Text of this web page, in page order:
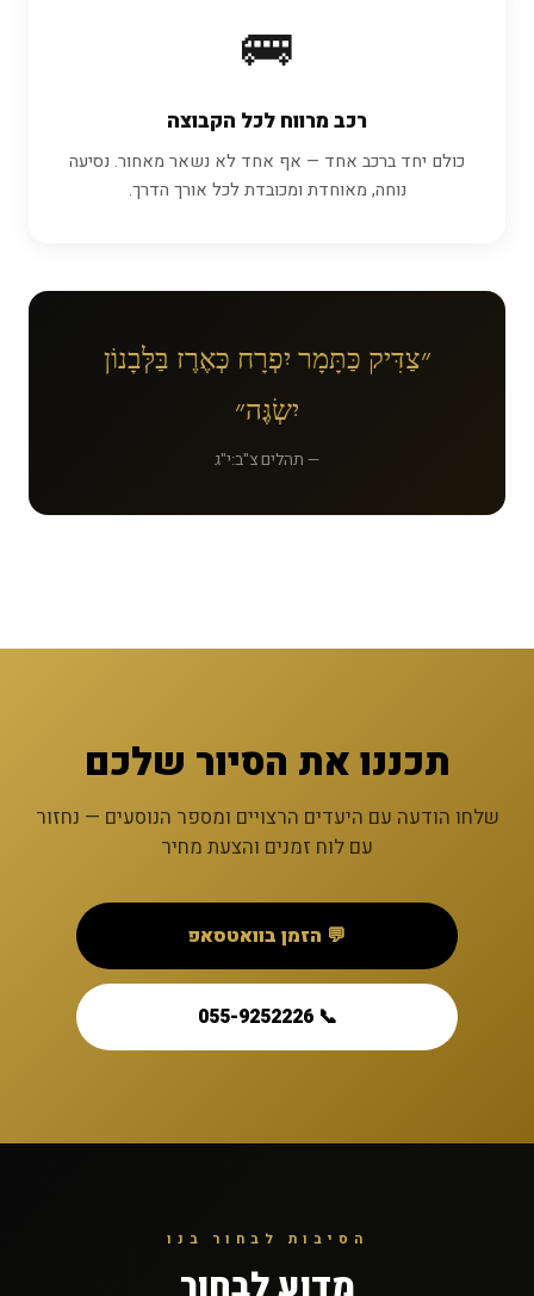
🚌
רכב מרווח לכל הקבוצה
כולם יחד ברכב אחד — אף אחד לא נשאר מאחור. נסיעה
נוחה, מאוחדת ומכובדת לכל אורך הדרך.
״צַדִּיק כַּתָּמָר יִפְרָח כְּאֶרֶז בַּלְּבָנוֹן
יִשְׂגֶּה״
— תהלים צ"ב:י"ג
תכננו את הסיור שלכם
שלחו הודעה עם היעדים הרצויים ומספר הנוסעים — נחזור
עם לוח זמנים והצעת מחיר
💬 הזמן בוואטסאפ
📞 055-9252226
הסיבות לבחור בנו